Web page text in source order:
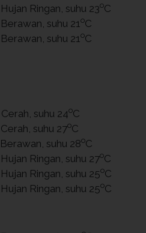
Ringan, suhu 23oC
suhu 21 oC
suhu 21 oC
suhu 24oC
suhu 27oC
suhu 28oC
Ringan, suhu 27oC
Ringan, suhu 25oC
Ringan, suhu 25oC